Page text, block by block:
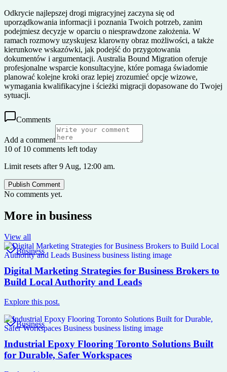
Odkrycie najlepszej drogi migracyjnej zaczyna się od
uporządkowania informacji i poznania Twoich potrzeb, zanim
podejmiesz decyzje w oparciu o niesprawdzone założenia. W
ramach rozmowy uzyskujesz klarowny obraz możliwości, a także
kierunkowe wskazówki, jak podejść do przygotowania
dokumentów i argumentacji. Australia Bound Migration oferuje
profesjonalne wsparcie konsultacyjne, które pomaga świadomie
planować kolejne kroki oraz lepiej zrozumieć opcje wizowe,
wymagania kwalifikacyjne i ścieżki migracji dopasowane do Twojej
sytuacji.
Comments
Add a comment
10 of 10 comments left today
Limit resets after 9 Aug, 12:00 am.
Publish Comment
No comments yet.
More in business
View all
Business
Digital Marketing Strategies for Business Brokers to
Build Local Authority and Leads
Explore this post.
Business
Industrial Epoxy Flooring Toronto Solutions Built
for Durable, Safer Workspaces